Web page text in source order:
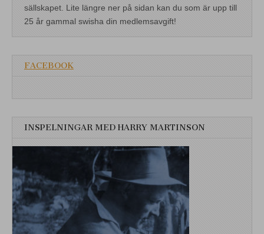
sällskapet. Lite längre ner på sidan kan du som är upp till
25 år gammal swisha din medlemsavgift!
FACEBOOK
INSPELNINGAR MED HARRY MARTINSON